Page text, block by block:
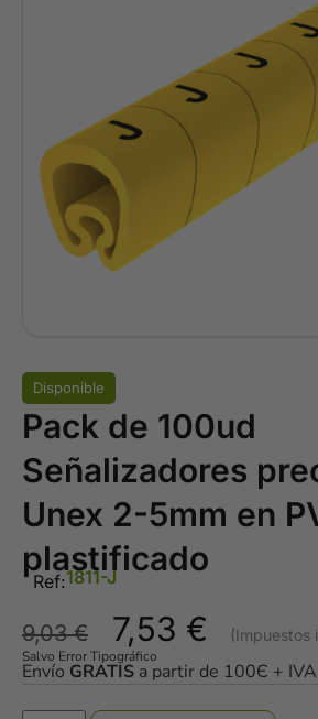
Disponible
Pack de 100ud
Señalizadores
Unex 2-5mm en
plastificado
Ref:1811-J
9,03€ 7,53 €
Salvo Error Tipográfico
Envío GRATIS a partir de 100Є + IVA